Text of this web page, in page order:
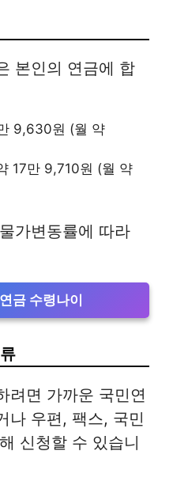
본인의 연금에 합
9,630원 (월 약
17만 9,710원 (월 약
가변동률에 따라
금 수령나이
려면 가까운 국민연
나 우편, 팩스, 국민
신청할 수 있습니